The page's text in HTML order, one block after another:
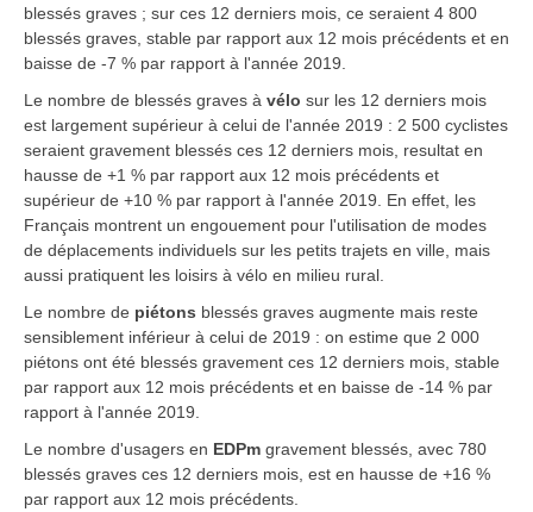
blessés graves ; sur ces 12 derniers mois, ce seraient 4 800
blessés graves, stable par rapport aux 12 mois précédents et en
baisse de -7 % par rapport à l'année 2019.
Le nombre de blessés graves à vélo sur les 12 derniers mois
est largement supérieur à celui de l'année 2019 : 2 500 cyclistes
seraient gravement blessés ces 12 derniers mois, resultat en
hausse de +1 % par rapport aux 12 mois précédents et
supérieur de +10 % par rapport à l'année 2019. En effet, les
Français montrent un engouement pour l'utilisation de modes
de déplacements individuels sur les petits trajets en ville, mais
aussi pratiquent les loisirs à vélo en milieu rural.
Le nombre de piétons blessés graves augmente mais reste
sensiblement inférieur à celui de 2019 : on estime que 2 000
piétons ont été blessés gravement ces 12 derniers mois, stable
par rapport aux 12 mois précédents et en baisse de -14 % par
rapport à l'année 2019.
Le nombre d'usagers en EDPm gravement blessés, avec 780
blessés graves ces 12 derniers mois, est en hausse de +16 %
par rapport aux 12 mois précédents.